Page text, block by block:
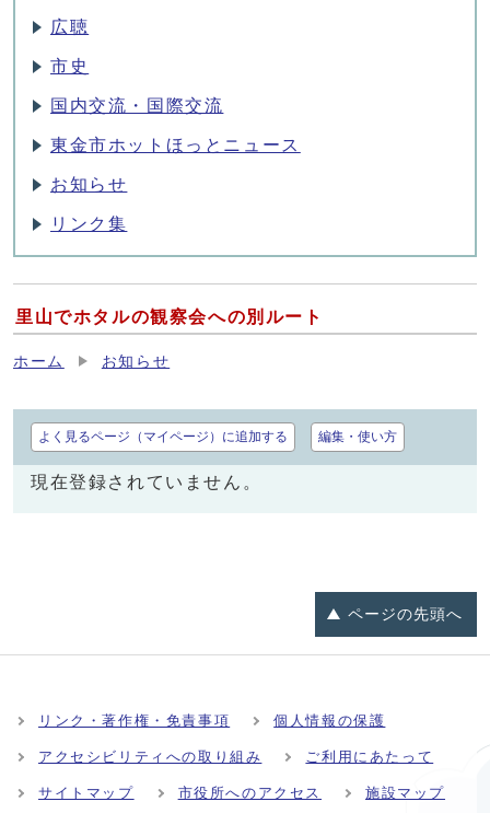
広聴
市史
国内交流・国際交流
東金市ホットほっとニュース
お知らせ
リンク集
里山でホタルの観察会への別ルート
ホーム お知らせ
よく見るページ（マイページ）に追加する 編集・使い方
現在登録されていません。
ページの先頭へ
リンク・著作権・免責事項 個人情報の保護
アクセシビリティへの取り組み ご利用にあたって
サイトマップ 市役所へのアクセス 施設マップ